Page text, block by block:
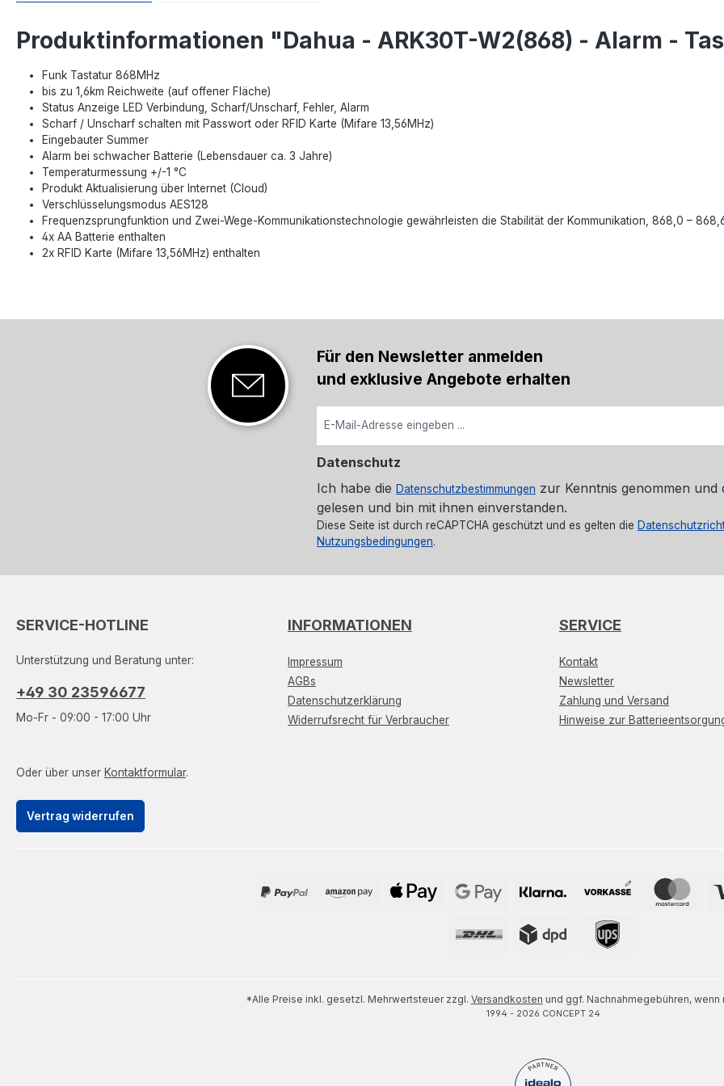
Produktinformationen "Dahua - ARK30T-W2(868) - Alarm -
Funk Tastatur 868MHz
bis zu 1,6km Reichweite (auf offener Fläche)
Status Anzeige LED Verbindung, Scharf/Unscharf, Fehler, Alarm
Scharf / Unscharf schalten mit Passwort oder RFID Karte (Mifare 13,56MHz)
Eingebauter Summer
Alarm bei schwacher Batterie (Lebensdauer ca. 3 Jahre)
Temperaturmessung +/-1 °C
Produkt Aktualisierung über Internet (Cloud)
Verschlüsselungsmodus AES128
Frequenzsprungfunktion und Zwei-Wege-Kommunikationstechnologie gewährleisten die Stabilität der Kommunikation, 868,0 –
4x AA Batterie enthalten
2x RFID Karte (Mifare 13,56MHz) enthalten
Für den Newsletter anmelden
und exklusive Angebote erhalten
Datenschutz
Ich habe die Datenschutzbestimmungen zur Kenntnis genommen und
gelesen und bin mit ihnen einverstanden.
Diese Seite ist durch reCAPTCHA geschützt und es gelten die
Nutzungsbedingungen.
SERVICE-HOTLINE
Unterstützung und Beratung unter:
+49 30 23596677
Mo-Fr - 09:00 - 17:00 Uhr
Oder über unser Kontaktformular.
Vertrag widerrufen
INFORMATIONEN
Impressum
AGBs
Datenschutzerklärung
Widerrufsrecht für Verbraucher
SERVICE
Kontakt
Newsletter
Zahlung und Versand
Hinweise zur
*Alle Preise inkl. gesetzl. Mehrwertsteuer zzgl. Versandkosten und ggf. Nachnahmegebühren,
1994 - 2026 CONCEPT 24